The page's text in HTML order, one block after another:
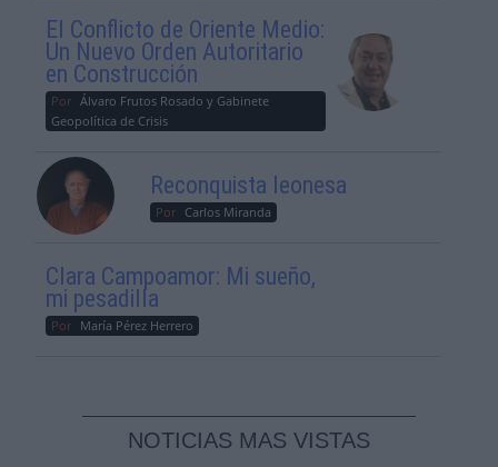
El Conflicto de Oriente Medio:
Un Nuevo Orden Autoritario
en Construcción
Por Álvaro Frutos Rosado y Gabinete
Geopolítica de Crisis
Reconquista leonesa
Por Carlos Miranda
Clara Campoamor: Mi sueño,
mi pesadilla
Por María Pérez Herrero
NOTICIAS MAS VISTAS